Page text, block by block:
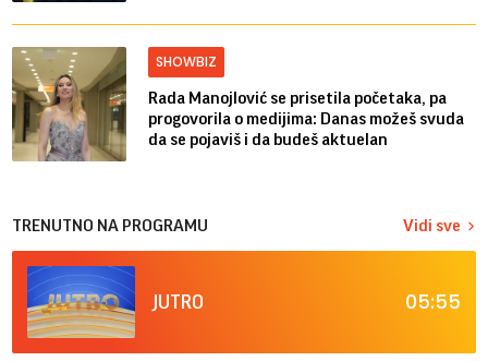
SHOWBIZ
Rada Manojlović se prisetila početaka, pa
progovorila o medijima: Danas možeš svuda
da se pojaviš i da budeš aktuelan
TRENUTNO NA PROGRAMU Vidi sve
JUTRO 05:55